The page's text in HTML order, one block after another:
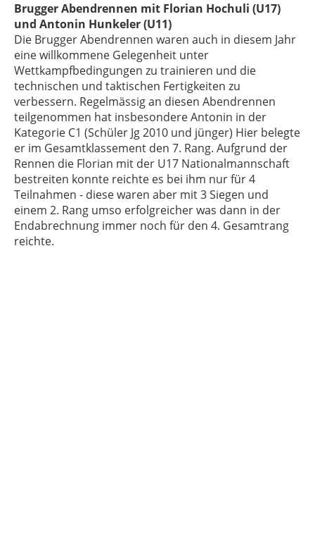
Brugger Abendrennen mit Florian Hochuli (U17)
und Antonin Hunkeler (U11)
Die Brugger Abendrennen waren auch in diesem Jahr
eine willkommene Gelegenheit unter
Wettkampfbedingungen zu trainieren und die
technischen und taktischen Fertigkeiten zu
verbessern. Regelmässig an diesen Abendrennen
teilgenommen hat insbesondere Antonin in der
Kategorie C1 (Schüler Jg 2010 und jünger) Hier belegte
er im Gesamtklassement den 7. Rang. Aufgrund der
Rennen die Florian mit der U17 Nationalmannschaft
bestreiten konnte reichte es bei ihm nur für 4
Teilnahmen - diese waren aber mit 3 Siegen und
einem 2. Rang umso erfolgreicher was dann in der
Endabrechnung immer noch für den 4. Gesamtrang
reichte.